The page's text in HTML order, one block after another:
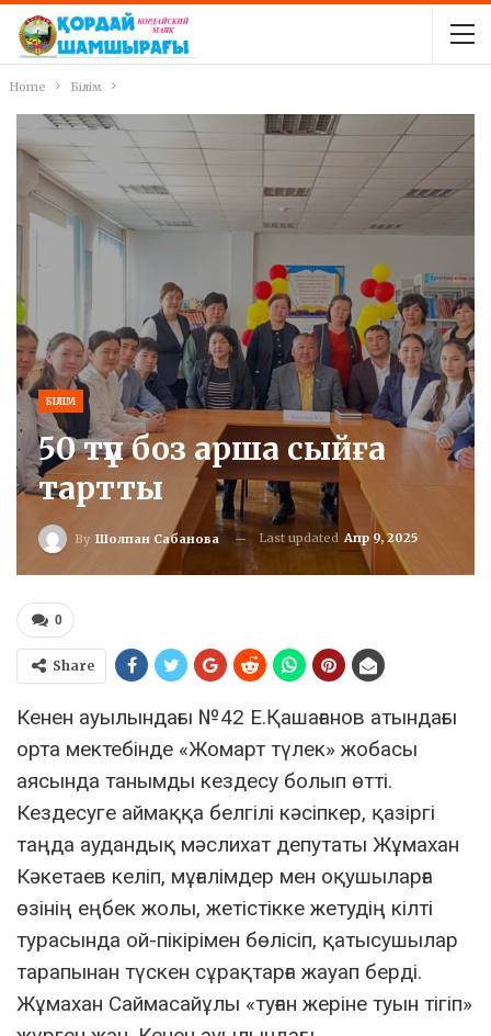
Home Білім
БІЛІМ
50 түп боз арша сыйға
тартты
By Шолпан Сабанова Last updated Апр 9, 2025
0
Share
Кенен ауылындағы №42 Е.Қашағанов атындағы
орта мектебінде «Жомарт түлек» жобасы
аясында танымды кездесу болып өтті.
Кездесуге аймаққа белгілі кәсіпкер, қазіргі
таңда аудандық мәслихат депутаты Жұмахан
Кәкетаев келіп, мұғалімдер мен оқушыларға
өзінің еңбек жолы, жетістікке жетудің кілті
турасында ой-пікірімен бөлісіп, қатысушылар
тарапынан түскен сұрақтарға жауап берді.
Жұмахан Саймасайұлы «туған жеріне туын тігіп»